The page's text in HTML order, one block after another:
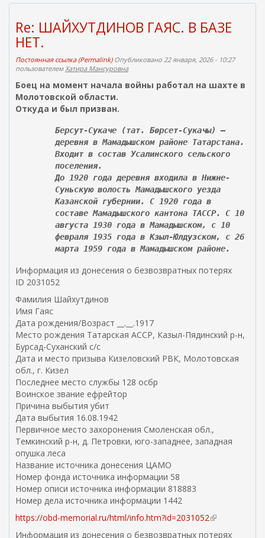
Re: ШАЙХУТДИНОВ ГАЯС. В БАЗЕ
НЕТ.
Постоянная ссылка (Permalink)Опубликовано 22 января, 2026 - 10:27
пользователемХатира Мансуровна
Боец на момент начала войны работал на шахте в
Молотовской области.
Откуда и был призван.
Берсут-Сукаче (тат. Бөрсет-Сукачы) —
деревня в Мамадышском районе Татарстана.
Входит в состав Усалинского сельского
поселения.
До 1920 года деревня входила в Нижне-
Суньскую волость Мамадышского уезда
Казанской губернии. С 1920 года в
составе Мамадышского кантона ТАССР. С 10
августа 1930 года в Мамадышском, с 10
февраля 1935 года в Кзыл-Юлдузском, с 26
марта 1959 года в Мамадышском районе.
Информация из донесения о безвозвратных потерях
ID 2031052
Фамилия Шайхутдинов
Имя Гаяс
Дата рождения/Возраст __.__.1917
Место рождения Татарская АССР, Казыл-Пядинский р-н,
Бурсад-Суханский с/с
Дата и место призыва Кизеловский РВК, Молотовская
обл., г. Кизел
Последнее место службы 128 осбр
Воинское звание ефрейтор
Причина выбытия убит
Дата выбытия 16.08.1942
Первичное место захоронения Смоленская обл.,
Темкинский р-н, д. Петровки, юго-западнее, западная
опушка леса
Название источника донесения ЦАМО
Номер фонда источника информации 58
Номер описи источника информации 818883
Номер дела источника информации 1442
https://obd-memorial.ru/html/info.htm?id=2031052(
Информация из донесения о безвозвратных потерях